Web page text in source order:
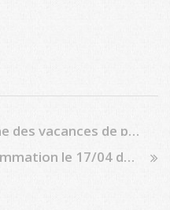
Les activités du CEMôme des vacances de printemps sont annulées
Atelier virtuel de programmation le 17/04 de 9 à 11h